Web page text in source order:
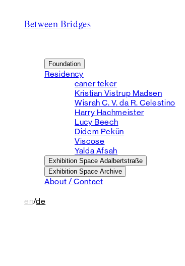
Between Bridges
Foundation
Residency
caner teker
Kristian Vistrup Madsen
Wisrah C. V. da R. Celestino
Harry Hachmeister
Lucy Beech
Didem Pekün
Viscose
Yalda Afsah
Exhibition Space Adalbertstraße
Exhibition Space Archive
About / Contact
en/de